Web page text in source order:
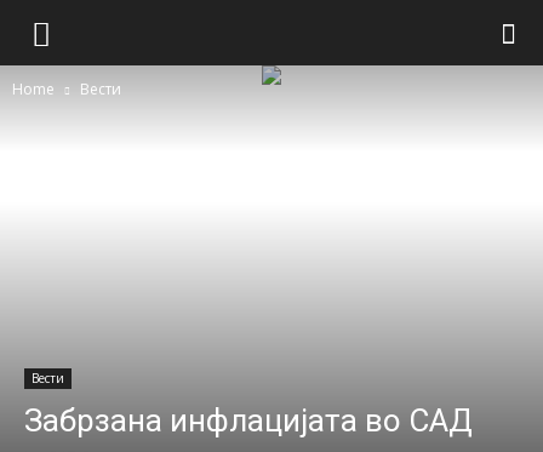
Home Вести
Вести
Забрзана инфлацијата во САД